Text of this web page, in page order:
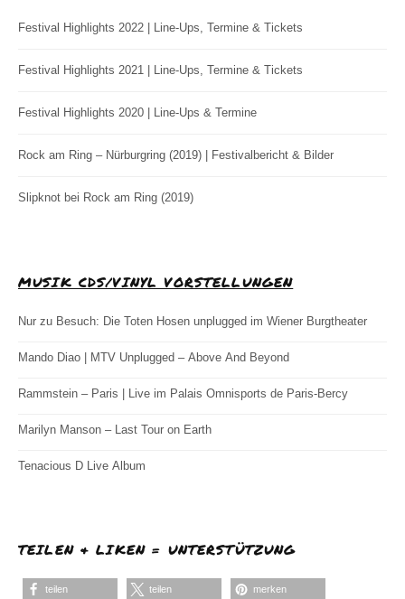
Festival Highlights 2022 | Line-Ups, Termine & Tickets
Festival Highlights 2021 | Line-Ups, Termine & Tickets
Festival Highlights 2020 | Line-Ups & Termine
Rock am Ring – Nürburgring (2019) | Festivalbericht & Bilder
Slipknot bei Rock am Ring (2019)
MUSIK CDS/VINYL VORSTELLUNGEN
Nur zu Besuch: Die Toten Hosen unplugged im Wiener Burgtheater
Mando Diao | MTV Unplugged – Above And Beyond
Rammstein – Paris | Live im Palais Omnisports de Paris-Bercy
Marilyn Manson – Last Tour on Earth
Tenacious D Live Album
TEILEN & LIKEN = UNTERSTÜTZUNG
teilen teilen merken